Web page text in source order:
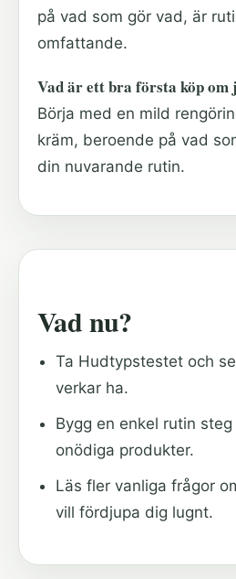
på vad som gör vad, är
omfattande.
Vad är ett bra första köp
Börja med en mild
kräm, beroende på vad
din nuvarande rutin.
Vad nu?
Ta Hudtypstestet och
verkar ha.
Bygg en enkel rutin
onödiga produkter.
Läs fler vanliga frågor
vill fördjupa dig lugnt.